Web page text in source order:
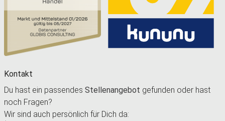
Kontakt
Du hast ein passendes Stellenangebot gefunden oder hast
noch Fragen?
Wir sind auch persönlich für Dich da: